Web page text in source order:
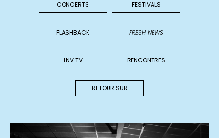
CONCERTS FESTIVALS
FLASHBACK FRESH NEWS
LNV TV RENCONTRES
RETOUR SUR